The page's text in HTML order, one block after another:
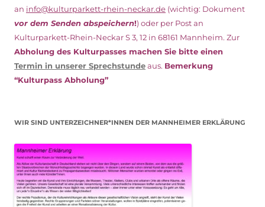
an info@kulturparkett-rhein-neckar.de (wichtig: Dokument
vor dem Senden abspeichern!) oder per Post an
Kulturparkett-Rhein-Neckar S 3, 12 in 68161 Mannheim. Zur
Abholung des Kulturpasses machen Sie bitte einen
Termin in unserer Sprechstundeaus. Bemerkung
“Kulturpass Abholung”
WIR SIND UNTERZEICHNER*INNEN DER MANNHEIMER ERKLÄRUNG